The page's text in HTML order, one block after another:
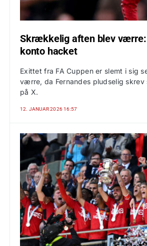
Skrækkelig aften blev værre:
konto hacket
Exittet fra FA Cuppen er slemt i sig
værre, da Fernandes pludselig skrev
på X.
12. JANUAR 2026 16:57